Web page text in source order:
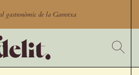
gastronòmic de la Garrotxa